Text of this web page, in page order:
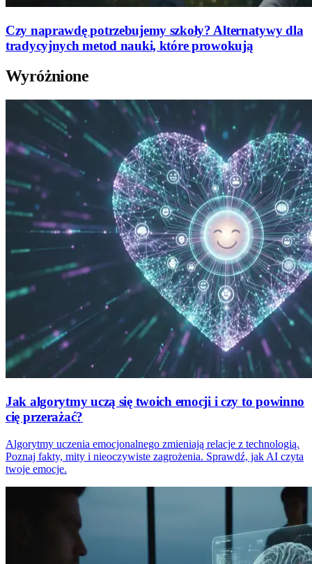
Czy naprawdę potrzebujemy szkoły? Alternatywy dla
tradycyjnych metod nauki, które prowokują
Wyróżnione
Jak algorytmy uczą się twoich emocji i czy to powinno
cię przerażać?
Algorytmy uczenia emocjonalnego zmieniają relacje z technologią.
Poznaj fakty, mity i nieoczywiste zagrożenia. Sprawdź, jak AI czyta
twoje emocje.